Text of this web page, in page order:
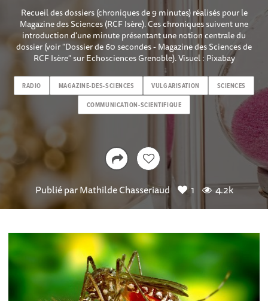
Recueil des dossiers (chroniques de 9 minutes) réalisés pour le
Magazine des Sciences (RCF Isère). Ces chroniques suivent une
introduction d'une minute présentant une notion centrale du
dossier (voir "Dossier de 60 secondes - Magazine des Sciences de
RCF Isère" sur Echosciences Grenoble). Visuel : Pixabay
RADIO MAGAZINE-DES-SCIENCES VULGARISATION SCIENCES
COMMUNICATION-SCIENTIFIQUE
Publié parMathilde Chasseriaud 1 4.2k